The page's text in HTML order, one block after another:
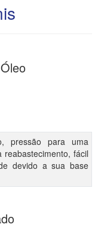
pressão para uma
fácil
devido a sua base